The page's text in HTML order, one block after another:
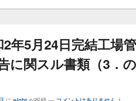
年5月24日完結工場
に関スル書類（3．